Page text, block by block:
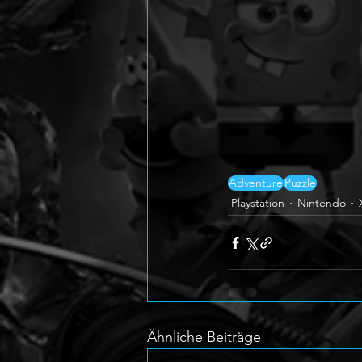
AdventurePuzzle
Playstation
Nintendo
Ähnliche Beiträge